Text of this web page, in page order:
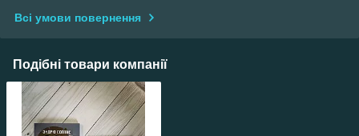
Всі умови повернення
Подібні товари компанії